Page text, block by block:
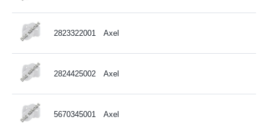
2823322001 Axel
2824425002 Axel
5670345001 Axel